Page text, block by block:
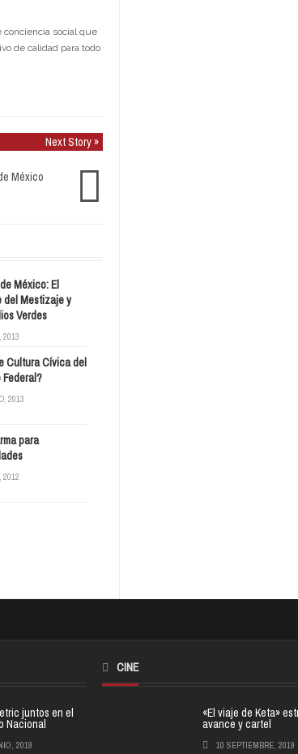
social que
de calidad para todo
Next Story »
México
México: El
del Mestizaje y
Verdes
2013
Cultura Cívica del
2013
para
2012
juntos en el
Nacional
2019
CINE
«El viaje de Keta»
avance y cartel
10 SEPTIEMBRE, 2019